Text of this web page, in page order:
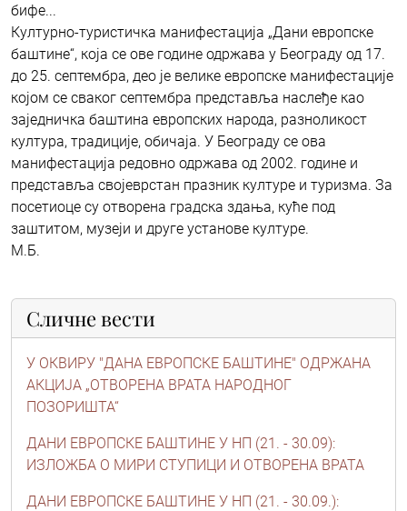
бифе...
Културно-туристичка манифестација „Дани европске
баштине“, која се ове године одржава у Београду од 17.
до 25. септембра, део је велике европске манифестације
којом се сваког септембра представља наслеђе као
заједничка баштина европских народа, разноликост
култура, традиције, обичаја. У Београду се ова
манифестација редовно одржава од 2002. године и
представља својеврстан празник културе и туризма. За
посетиоце су отворена градска здања, куће под
заштитом, музеји и друге установе културе.
М.Б.
Сличне вести
У ОКВИРУ "ДАНА ЕВРОПСКЕ БАШТИНЕ" OДРЖАНА
АКЦИЈА „ОТВОРЕНА ВРАТА НАРОДНОГ
ПОЗОРИШТА“
ДАНИ ЕВРОПСКЕ БАШТИНЕ У НП (21. - 30.09):
ИЗЛОЖБА О МИРИ СТУПИЦИ И ОТВОРЕНА ВРАТА
ДАНИ ЕВРОПСКЕ БАШТИНЕ У НП (21. - 30.09.):